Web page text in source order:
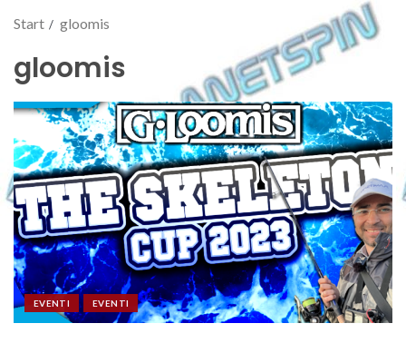
Start gloomis
gloomis
EVENTI EVENTI